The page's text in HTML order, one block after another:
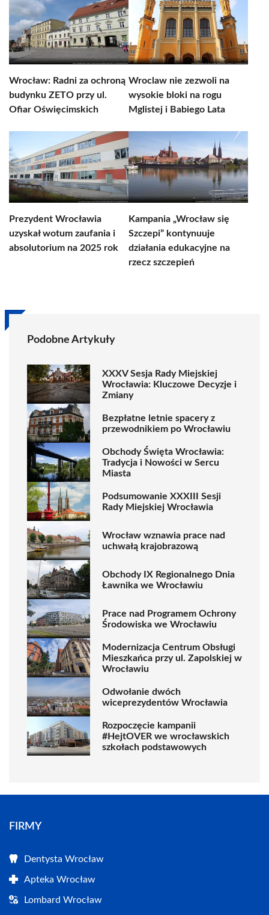
Wrocław: Radni za ochroną
budynku ZETO przy ul.
Ofiar Oświęcimskich
Wroclaw nie zezwoli na
wysokie bloki na rogu
Mglistej i Babiego Lata
Prezydent Wrocławia
uzyskał wotum zaufania i
absolutorium na 2025 rok
Kampania „Wrocław się
Szczepi” kontynuuje
działania edukacyjne na
rzecz szczepień
Podobne Artykuły
XXXV Sesja Rady Miejskiej
Wrocławia: Kluczowe Decyzje i
Zmiany
Bezpłatne letnie spacery z
przewodnikiem po Wrocławiu
Obchody Święta Wrocławia:
Tradycja i Nowości w Sercu
Miasta
Podsumowanie XXXIII Sesji
Rady Miejskiej Wrocławia
Wrocław wznawia prace nad
uchwałą krajobrazową
Obchody IX Regionalnego Dnia
Ławnika we Wrocławiu
Prace nad Programem Ochrony
Środowiska we Wrocławiu
Modernizacja Centrum Obsługi
Mieszkańca przy ul. Zapolskiej w
Wrocławiu
Odwołanie dwóch
wiceprezydentów Wrocławia
Rozpoczęcie kampanii
#HejtOVER we wrocławskich
szkołach podstawowych
FIRMY
Dentysta Wrocław
Apteka Wrocław
Lombard Wrocław